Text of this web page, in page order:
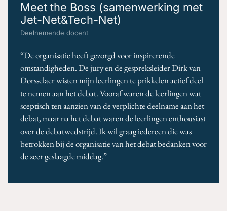
Meet the Boss (samenwerking met
Jet-Net&Tech-Net)
Deelnemende docent
“De organisatie heeft gezorgd voor inspirerende
omstandigheden. De jury en de gespreksleider Dirk van
Dorsselaer wisten mijn leerlingen te prikkelen actief deel
te nemen aan het debat. Vooraf waren de leerlingen wat
sceptisch ten aanzien van de verplichte deelname aan het
debat, maar na het debat waren de leerlingen enthousiast
over de debatwedstrijd. Ik wil graag iedereen die was
betrokken bij de organisatie van het debat bedanken voor
de zeer geslaagde middag.”